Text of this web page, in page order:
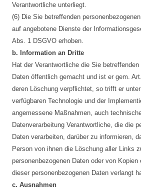
Verantwortliche unterliegt.
(6) Die Sie betreffenden
auf angebotene Dienste der
Abs. 1 DSGVO erhoben.
b. Information an Dritte
Hat der Verantwortliche die Sie
Daten öffentlich gemacht und ist er gem.
deren Löschung verpflichtet, so trifft er
verfügbaren Technologie und der
angemessene Maßnahmen, auch
Datenverarbeitung Verantwortliche, die die
Daten verarbeiten, darüber zu informieren,
Person von ihnen die Löschung aller Links
personenbezogenen Daten oder von Kopien
dieser personenbezogenen Daten verlangt
c. Ausnahmen